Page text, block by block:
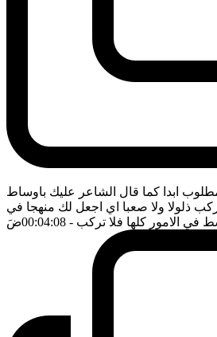
ابدا كما قال الشاعر عليك باوساط
تركب ذلولا ولا صعبا اي اجعل لك منهجا في
في الامور كلها فلا تركب - 00:04:08 ضَ